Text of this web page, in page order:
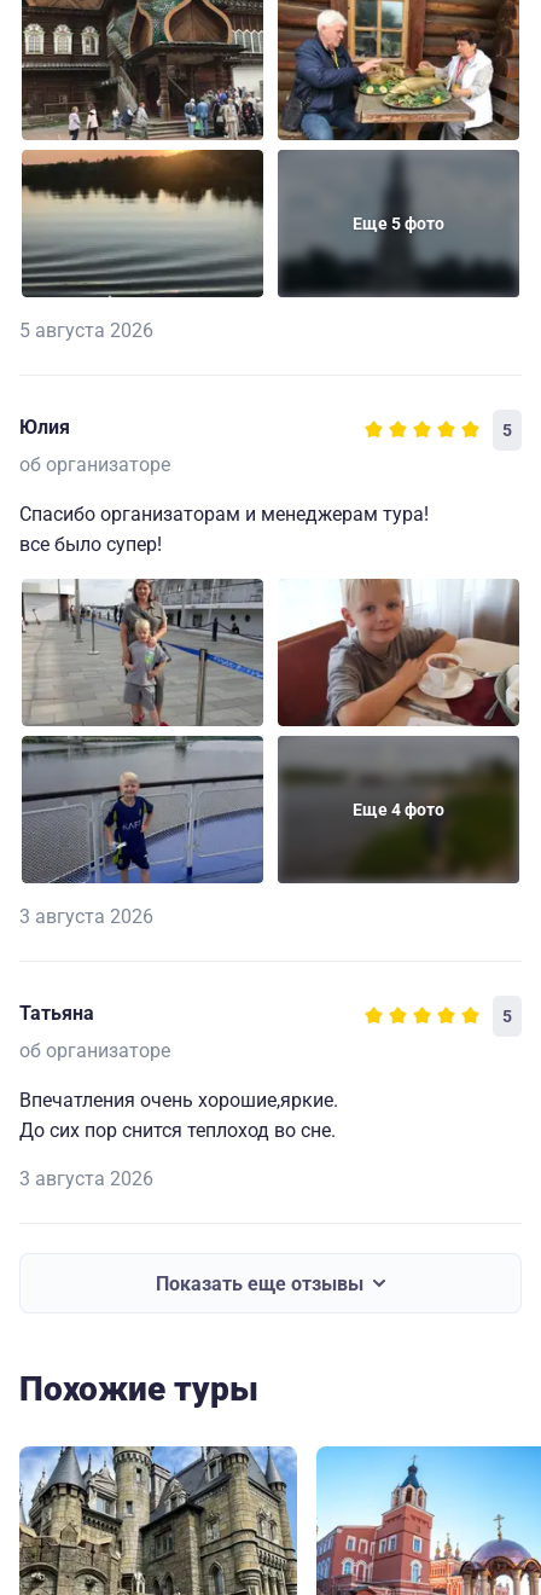
Еще 5 фото
5 августа 2026
Юлия 5
об организаторе
Спасибо организаторам и менеджерам тура!
все было супер!
Еще 4 фото
3 августа 2026
Татьяна 5
об организаторе
Впечатления очень хорошие,яркие.
До сих пор снится теплоход во сне.
3 августа 2026
Показать еще отзывы
Похожие туры